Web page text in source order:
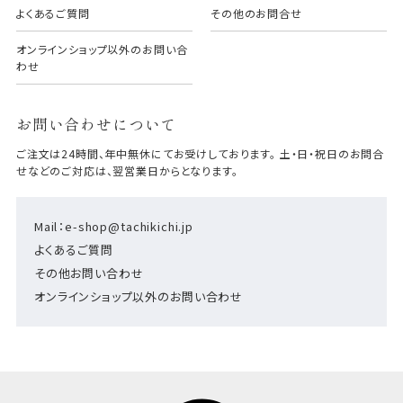
よくあるご質問 その他のお問合せ
オンラインショップ以外のお問い合
わせ
お問い合わせについて
Mail：e-shop@tachikichi.jp
よくあるご質問
その他お問い合わせ
オンラインショップ以外のお問い合わせ
ご注文は24時間、年中無休にてお受けしております。 土・日・祝日のお問合
せなどのご対応は、翌営業日からとなります。